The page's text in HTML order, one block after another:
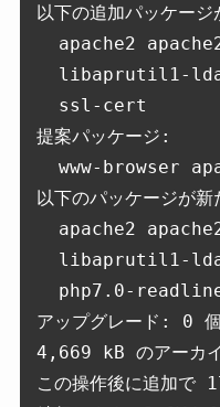
以下の追加パッケー
apache2
libaprutil1-
  ssl-cert
提案パッケージ:
www-browser
以下のパッケージが
apache2
libaprutil1-
php7.0-
アップグレード: 0
4,669 kB のアーカイ
この操作後に追加で